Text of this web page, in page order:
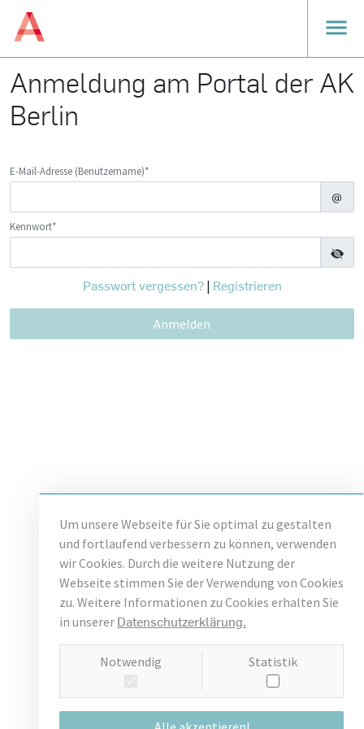
Anmeldung am Portal der AK
Berlin
E-Mail-Adresse (Benutzername)*
Kennwort*
Passwort vergessen?| Registrieren
Anmelden
Um unsere Webseite für Sie optimal zu gestalten
und fortlaufend verbessern zu können, verwenden
wir Cookies. Durch die weitere Nutzung der
Webseite stimmen Sie der Verwendung von Cookies
zu. Weitere Informationen zu Cookies erhalten Sie
in unserer Datenschutzerklärung.
Notwendig Statistik